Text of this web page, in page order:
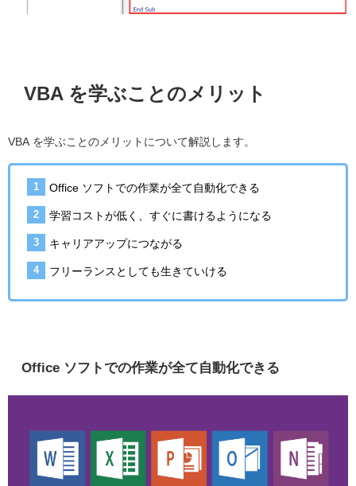
VBA を学ぶことのメリット
VBA を学ぶことのメリットについて解説します。
Office ソフトでの作業が全て自動化できる
学習コストが低く、すぐに書けるようになる
キャリアアップにつながる
フリーランスとしても生きていける
Office ソフトでの作業が全て自動化できる